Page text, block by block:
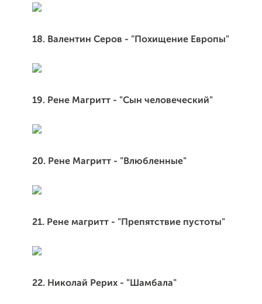
18. Валентин Серов - "Похищение Европы"
19. Рене Магритт - "Сын человеческий"
20. Рене Магритт - "Влюбленные"
21. Рене магритт - "Препятствие пустоты"
22. Николай Рерих - "Шамбала"